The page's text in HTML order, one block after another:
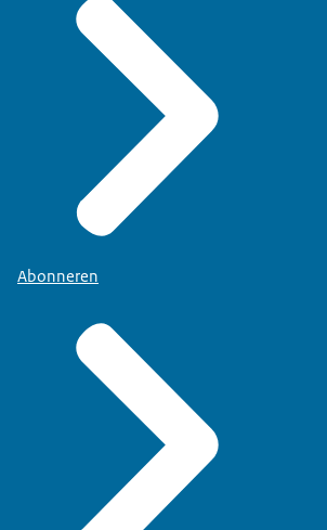
Abonneren